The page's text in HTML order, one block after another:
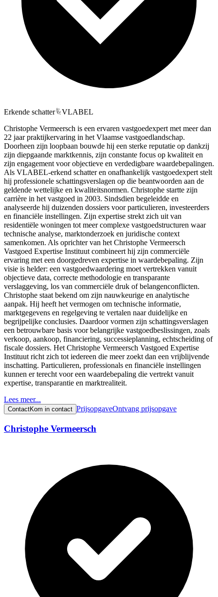
Erkende schatter
VLABEL
Christophe Vermeersch is een ervaren vastgoedexpert met meer dan
22 jaar praktijkervaring in het Vlaamse vastgoedlandschap.
Doorheen zijn loopbaan bouwde hij een sterke reputatie op dankzij
zijn diepgaande marktkennis, zijn constante focus op kwaliteit en
zijn engagement voor objectieve en verdedigbare waardebepalingen.
Als VLABEL-erkend schatter en onafhankelijk vastgoedexpert stelt
hij professionele schattingsverslagen op die beantwoorden aan de
geldende wettelijke en kwaliteitsnormen. Christophe startte zijn
carrière in het vastgoed in 2003. Sindsdien begeleidde en
analyseerde hij duizenden dossiers voor particulieren, investeerders
en financiële instellingen. Zijn expertise strekt zich uit van
residentiële woningen tot meer complexe vastgoedstructuren waar
technische analyse, marktonderzoek en juridische context
samenkomen. Als oprichter van het Christophe Vermeersch
Vastgoed Expertise Instituut combineert hij zijn commerciële
ervaring met een doorgedreven expertise in waardebepaling. Zijn
visie is helder: een vastgoedwaardering moet vertrekken vanuit
objectieve data, correcte methodologie en transparante
verslaggeving, los van commerciële druk of belangenconflicten.
Christophe staat bekend om zijn nauwkeurige en analytische
aanpak. Hij heeft het vermogen om technische informatie,
marktgegevens en regelgeving te vertalen naar duidelijke en
begrijpelijke conclusies. Daardoor vormen zijn schattingsverslagen
een betrouwbare basis voor belangrijke vastgoedbeslissingen, zoals
verkoop, aankoop, financiering, successieplanning, echtscheiding of
fiscale dossiers. Het Christophe Vermeersch Vastgoed Expertise
Instituut richt zich tot iedereen die meer zoekt dan een vrijblijvende
inschatting. Particulieren, professionals en financiële instellingen
kunnen er terecht voor een waardebepaling die vertrekt vanuit
expertise, transparantie en marktrealiteit.
Lees meer...
ContactKom in contact PrijsopgaveOntvang prijsopgave
Christophe Vermeersch